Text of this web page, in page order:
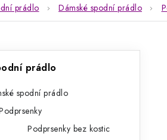
prádlo Dámské spodní prádlo
prádlo
spodní prádlo
Podprsenky bez kostic